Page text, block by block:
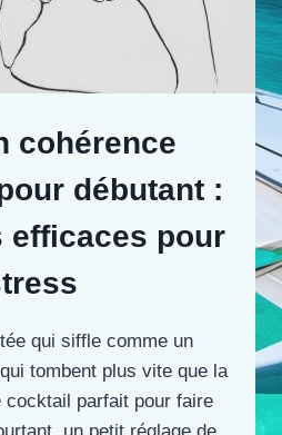
cohérence
débutant :
efficaces pour
qui siffle comme un
tombent plus vite que la
cocktail parfait pour faire
un petit réglage de